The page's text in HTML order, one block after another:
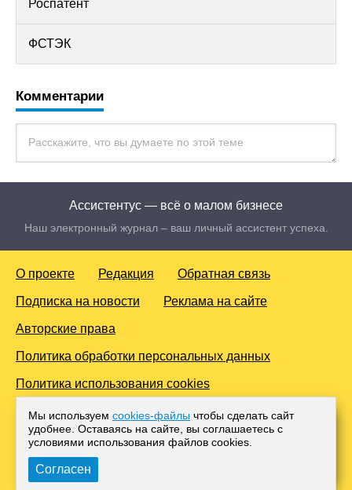
Роспатент
ФСТЭК
Комментарии
Ассистентус — всё о малом бизнесе
Наш электронный журнал – ваш личный ассистент успеха.
О проекте Редакция Обратная связь
Подписка на новости Реклама на сайте
Авторские права
Политика обработки персональных данных
Политика использования cookies
© 2016-2026 Все права защищены. Для лиц старше 18 лет.
Любое копирование материалов и тиражирование в сети
Интернет, либо печатных изданиях без согласования с
Администрацией проекта, преследуется законом.
Мы используем cookies-файлы чтобы сделать сайт
удобнее. Оставаясь на сайте, вы соглашаетесь с
условиями использования файлов cооkies.
Согласен